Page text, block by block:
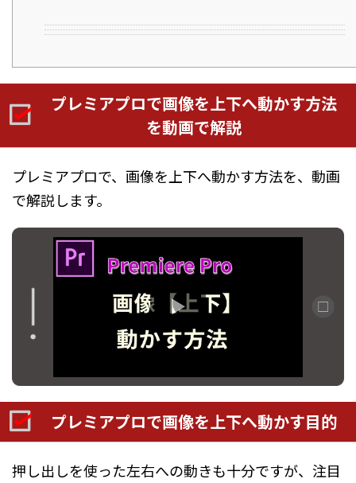
プレミアプロで画像を上下へ動かす方法
を動画で解説
プレミアプロで、画像を上下へ動かす方法を、動画
で解説します。
プレミアプロで画像を上下へ動かす目的
押し出しを使った左右への動きも十分ですが、注目